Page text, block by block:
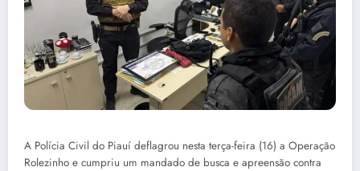
A Polícia Civil do Piauí deflagrou nesta terça-feira (16) a Operação
Rolezinho e cumpriu um mandado de busca e apreensão contra